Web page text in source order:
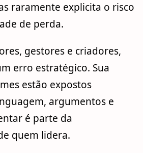
raramente explicita o risco
de perda.
gestores e criadores,
erro estratégico. Sua
estão expostos
argumentos e
é parte da
quem lidera.